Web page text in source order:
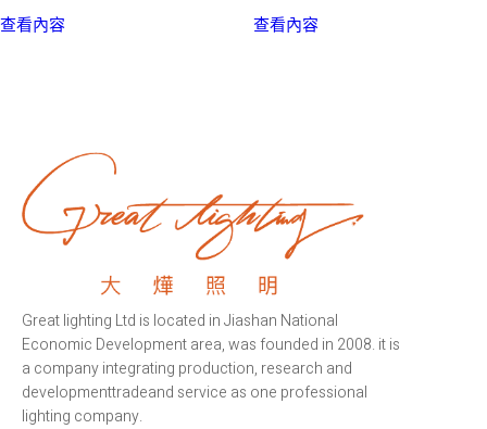
查看內容 查看內容
Great lighting Ltd is located in Jiashan National
Economic Development area, was founded in 2008. it is
a company integrating production, research and
developmenttradeand service as one professional
lighting company.